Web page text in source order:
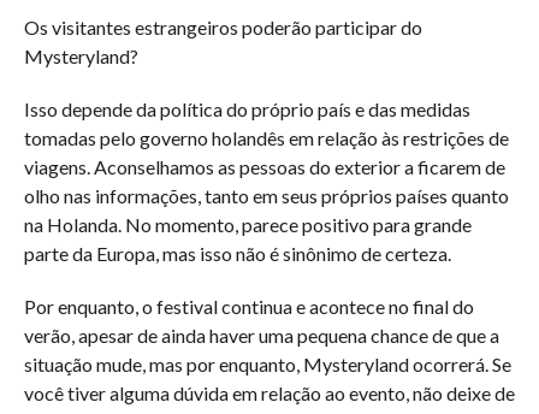
Os visitantes estrangeiros poderão participar do
Mysteryland?
Isso depende da política do próprio país e das medidas
tomadas pelo governo holandês em relação às restrições de
viagens. Aconselhamos as pessoas do exterior a ficarem de
olho nas informações, tanto em seus próprios países quanto
na Holanda. No momento, parece positivo para grande
parte da Europa, mas isso não é sinônimo de certeza.
Por enquanto, o festival continua e acontece no final do
verão, apesar de ainda haver uma pequena chance de que a
situação mude, mas por enquanto, Mysteryland ocorrerá. Se
você tiver alguma dúvida em relação ao evento, não deixe de